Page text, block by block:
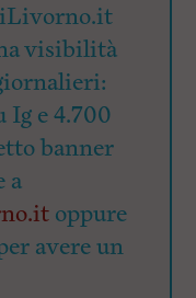
visibilità
Ig e 4.700
banner
a
oppure
avere un